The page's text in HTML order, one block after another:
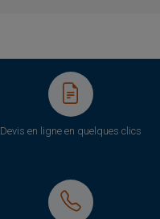
Devis en ligne en quelques clics